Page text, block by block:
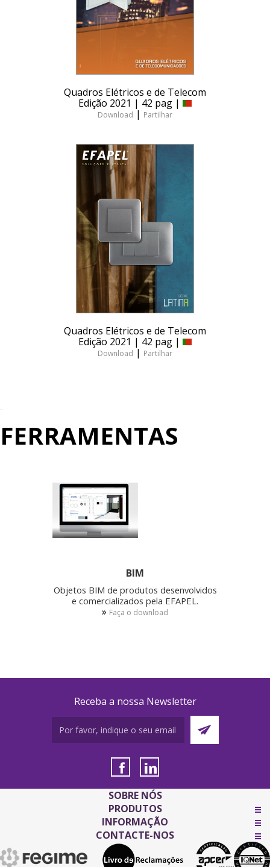
Quadros Elétricos e de Telecom
Edição 2021 | 42 pag |
Download | Partilhar
Quadros Elétricos e de Telecom
Edição 2021 | 42 pag |
Download | Partilhar
FERRAMENTAS
BIM
Objetos BIM de produtos desenvolvidos
e comercializados pela EFAPEL.
» Faça o download
Receba a nossa Newsletter
SOBRE NÓS
PRODUTOS
INFORMAÇÃO
CONTACTE-NOS